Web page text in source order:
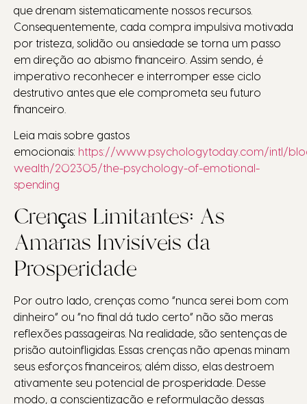
que drenam sistematicamente nossos recursos.
Consequentemente, cada compra impulsiva motivada
por tristeza, solidão ou ansiedade se torna um passo
em direção ao abismo financeiro. Assim sendo, é
imperativo reconhecer e interromper esse ciclo
destrutivo antes que ele comprometa seu futuro
financeiro.
Leia mais sobre gastos
emocionais: https://www.psychologytoday.com/intl/
wealth/202305/the-psychology-of-emotional-
spending
Crenças Limitantes: As
Amarras Invisíveis da
Prosperidade
Por outro lado, crenças como “nunca serei bom com
dinheiro” ou “no final dá tudo certo” não são meras
reflexões passageiras. Na realidade, são sentenças de
prisão autoinfligidas. Essas crenças não apenas minam
seus esforços financeiros; além disso, elas destroem
ativamente seu potencial de prosperidade. Desse
modo, a conscientização e reformulação dessas